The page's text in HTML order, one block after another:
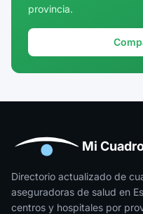
Girona
Huesca
Jaén
La Rioja
provincia.
Mi
Directorio actualizado de
aseguradoras de salud en
centros y hospitales por